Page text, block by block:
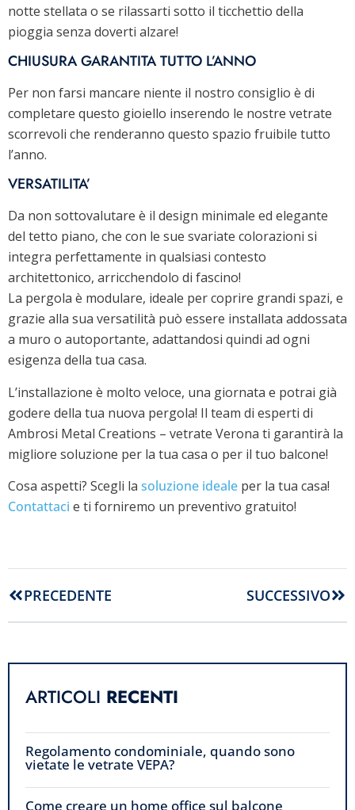
notte stellata o se rilassarti sotto il ticchettio della
pioggia senza doverti alzare!
CHIUSURA GARANTITA TUTTO L’ANNO
Per non farsi mancare niente il nostro consiglio è di
completare questo gioiello inserendo le nostre vetrate
scorrevoli che renderanno questo spazio fruibile tutto
l’anno.
VERSATILITA’
Da non sottovalutare è il design minimale ed elegante
del tetto piano, che con le sue svariate colorazioni si
integra perfettamente in qualsiasi contesto
architettonico, arricchendolo di fascino!
La pergola è modulare, ideale per coprire grandi spazi, e
grazie alla sua versatilità può essere installata addossata
a muro o autoportante, adattandosi quindi ad ogni
esigenza della tua casa.
L’installazione è molto veloce, una giornata e potrai già
godere della tua nuova pergola! Il team di esperti di
Ambrosi Metal Creations – vetrate Verona ti garantirà la
migliore soluzione per la tua casa o per il tuo balcone!
Cosa aspetti? Scegli la soluzione ideale per la tua casa!
Contattaci e ti forniremo un preventivo gratuito!
PRECEDENTE SUCCESSIVO
ARTICOLI RECENTI
Regolamento condominiale, quando sono
vietate le vetrate VEPA?
Come creare un home office sul balcone